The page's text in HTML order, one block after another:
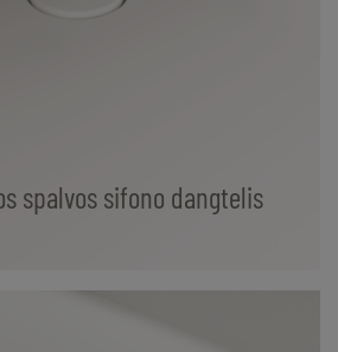
spalvos sifono dangtelis